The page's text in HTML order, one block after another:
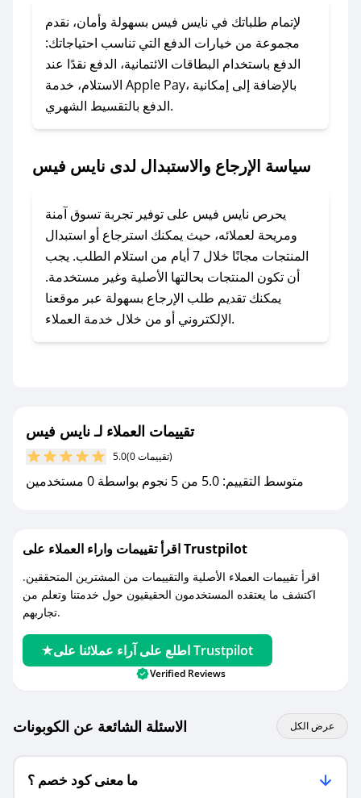
الرسائل الخاصة على تويتر أو البريد الإلكتروني،
وسنقوم بحل المشكلة في أسرع وقت ممكن.
### ماذا أفعل إذا لم أجد كود خصم لمتجري
المفضل؟
في حال عدم توفر كوبونات لمتجرك المفضل، يمكنك
أسرع وقت ممكن.
### كيف تحصل على كوبونات خصم حصرية من
نايس فيس؟
للحصول على كوبونات وخصومات حصرية، قم بما
يلي:
- اضغط على أيقونة متابعة لمتجر نايس فيس في
تطبيق صحصح.
مع صحصح، تسوق بذكاء ووفّر على كل مشترياتك مع
لإتمام طلباتك في نايس فيس بسهولة وأمان، نقدم
مجموعة من خيارات الدفع التي تناسب احتياجاتك:
الدفع باستخدام البطاقات الائتمانية، الدفع نقدًا عند
الاستلام، خدمة Apple Pay، بالإضافة إلى إمكانية
الدفع بالتقسيط الشهري.
سياسة الإرجاع والاستبدال لدى نايس فيس
يحرص نايس فيس على توفير تجربة تسوق آمنة
ومريحة لعملائه، حيث يمكنك استرجاع أو استبدال
المنتجات مجانًا خلال 7 أيام من استلام الطلب. يجب
أن تكون المنتجات بحالتها الأصلية وغير مستخدمة.
يمكنك تقديم طلب الإرجاع بسهولة عبر موقعنا
الإلكتروني أو من خلال خدمة العملاء.
تقييمات العملاء لـ نايس فيس
5.0 (0 تقييمات)
متوسط التقييم: 5.0 من 5 نجوم بواسطة 0 مستخدمين
اقرأ تقييمات واراء العملاء على Trustpilot
اقرأ تقييمات العملاء الأصلية والتقييمات من المشترين المتحققين.
اكتشف ما يعتقده المستخدمون الحقيقيون حول خدمتنا وتعلم من
تجاربهم.
اطلع على آراء عملائنا على Trustpilot
Verified Reviews
الاسئلة الشائعة عن الكوبونات عرض الكل
ما معنى كود خصم ؟